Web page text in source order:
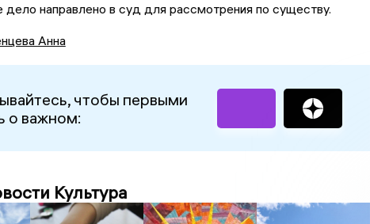
дело направлено в суд для рассмотрения по существу.
Анна
чтобы первыми
о важном:
Культура